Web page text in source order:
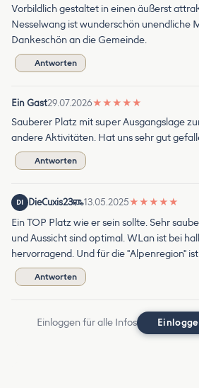
Vorbildlich gestaltet in einen äußerst
Nesselwang ist wunderschön unendliche
Dankeschön an die Gemeinde.
Antworten
Ein Gast29.07.2026★ ★ ★ ★ ★
Sauberer Platz mit super Ausgangslage
andere Aktivitäten. Hat uns sehr gut
Antworten
DI DieCuxis23 13.05.2025★ ★ ★ ★ ★
Ein TOP Platz wie er sein sollte. Sehr
und Aussicht sind optimal. WLan ist bei
hervorragend. Und für die "Alpenregion"
Antworten
Einloggen für alle Infos